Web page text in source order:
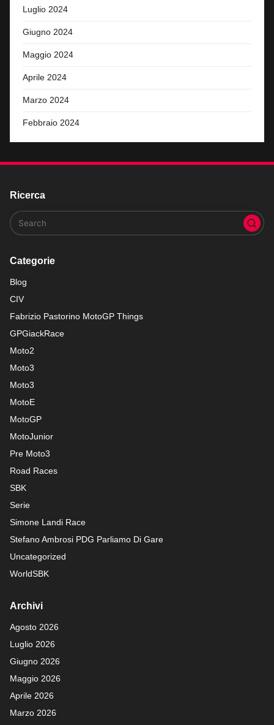
Luglio 2024
Giugno 2024
Maggio 2024
Aprile 2024
Marzo 2024
Febbraio 2024
Ricerca
Categorie
Blog
CIV
Fabrizio Pastorino MotoGP Things
GPGiackRace
Moto2
Moto3
Moto3
MotoE
MotoGP
MotoJunior
Pre Moto3
Road Races
SBK
Serie
Simone Landi Race
Stefano Ambrosi PDG Parliamo Di Gare
Uncategorized
WorldSBK
Archivi
Agosto 2026
Luglio 2026
Giugno 2026
Maggio 2026
Aprile 2026
Marzo 2026